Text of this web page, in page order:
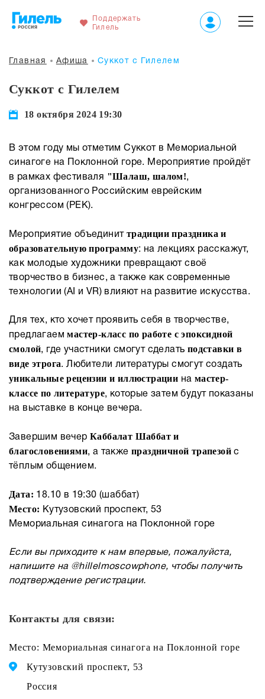
Поддержать
Гилель
Главная Афиша Суккот с Гилелем
Суккот с Гилелем
18 октября 2024 19:30
В этом году мы отметим Суккот в Мемориальной
синагоге на Поклонной горе. Мероприятие пройдёт
в рамках фестиваля "Шалаш, шалом!,
организованного Российским еврейским
конгрессом (РЕК).
Мероприятие объединит традиции праздника и
образовательную программу: на лекциях расскажут,
как молодые художники превращают своё
творчество в бизнес, а также как современные
технологии (AI и VR) влияют на развитие искусства.
Для тех, кто хочет проявить себя в творчестве,
предлагаеммастер-класс по работе с эпоксидной
смолой, где участники смогут сделать подставки в
виде этрога. Любители литературы смогут создать
уникальные рецензии и иллюстрации на мастер-
классе по литературе, которые затем будут показаны
на выставке в конце вечера.
Завершим вечер Каббалат Шаббат и
благословениями, а такжепраздничной трапезой с
тёплым общением.
Дата: 18.10 в 19:30 (шаббат)
Место: Кутузовский проспект, 53
Мемориальная синагога на Поклонной горе
Если вы приходите к нам впервые, пожалуйста,
напишите на @hillelmoscowphone, чтобы получить
подтверждение регистрации.
Контакты для связи:
Место: Мемориальная синагога на Поклонной горе
Кутузовский проспект, 53
Россия